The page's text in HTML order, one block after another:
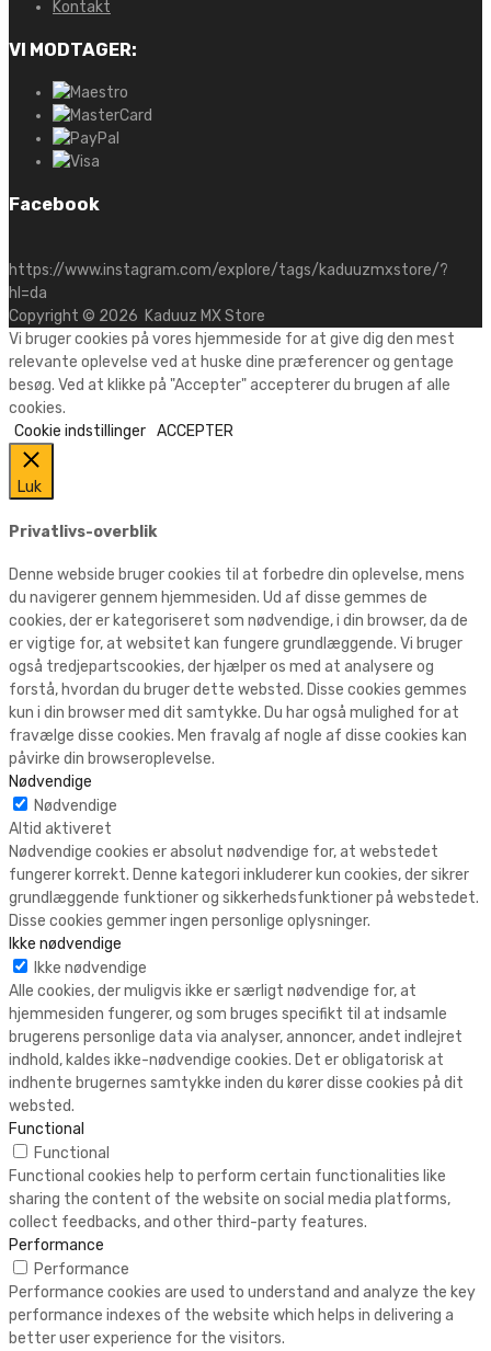
Kontakt
VI MODTAGER:
Facebook
https://www.instagram.com/explore/tags/kaduuzmxstore/?
hl=da
Copyright © 2026 Kaduuz MX Store
Vi bruger cookies på vores hjemmeside for at give dig den mest
relevante oplevelse ved at huske dine præferencer og gentage
besøg. Ved at klikke på "Accepter" accepterer du brugen af alle
cookies.
Cookie indstillinger ACCEPTER
Luk
Privatlivs-overblik
Denne webside bruger cookies til at forbedre din oplevelse, mens
du navigerer gennem hjemmesiden. Ud af disse gemmes de
cookies, der er kategoriseret som nødvendige, i din browser, da de
er vigtige for, at websitet kan fungere grundlæggende. Vi bruger
også tredjepartscookies, der hjælper os med at analysere og
forstå, hvordan du bruger dette websted. Disse cookies gemmes
kun i din browser med dit samtykke. Du har også mulighed for at
fravælge disse cookies. Men fravalg af nogle af disse cookies kan
påvirke din browseroplevelse.
Nødvendige
Nødvendige
Altid aktiveret
Nødvendige cookies er absolut nødvendige for, at webstedet
fungerer korrekt. Denne kategori inkluderer kun cookies, der sikrer
grundlæggende funktioner og sikkerhedsfunktioner på webstedet.
Disse cookies gemmer ingen personlige oplysninger.
Ikke nødvendige
Ikke nødvendige
Alle cookies, der muligvis ikke er særligt nødvendige for, at
hjemmesiden fungerer, og som bruges specifikt til at indsamle
brugerens personlige data via analyser, annoncer, andet indlejret
indhold, kaldes ikke-nødvendige cookies. Det er obligatorisk at
indhente brugernes samtykke inden du kører disse cookies på dit
websted.
Functional
Functional
Functional cookies help to perform certain functionalities like
sharing the content of the website on social media platforms,
collect feedbacks, and other third-party features.
Performance
Performance
Performance cookies are used to understand and analyze the key
performance indexes of the website which helps in delivering a
better user experience for the visitors.